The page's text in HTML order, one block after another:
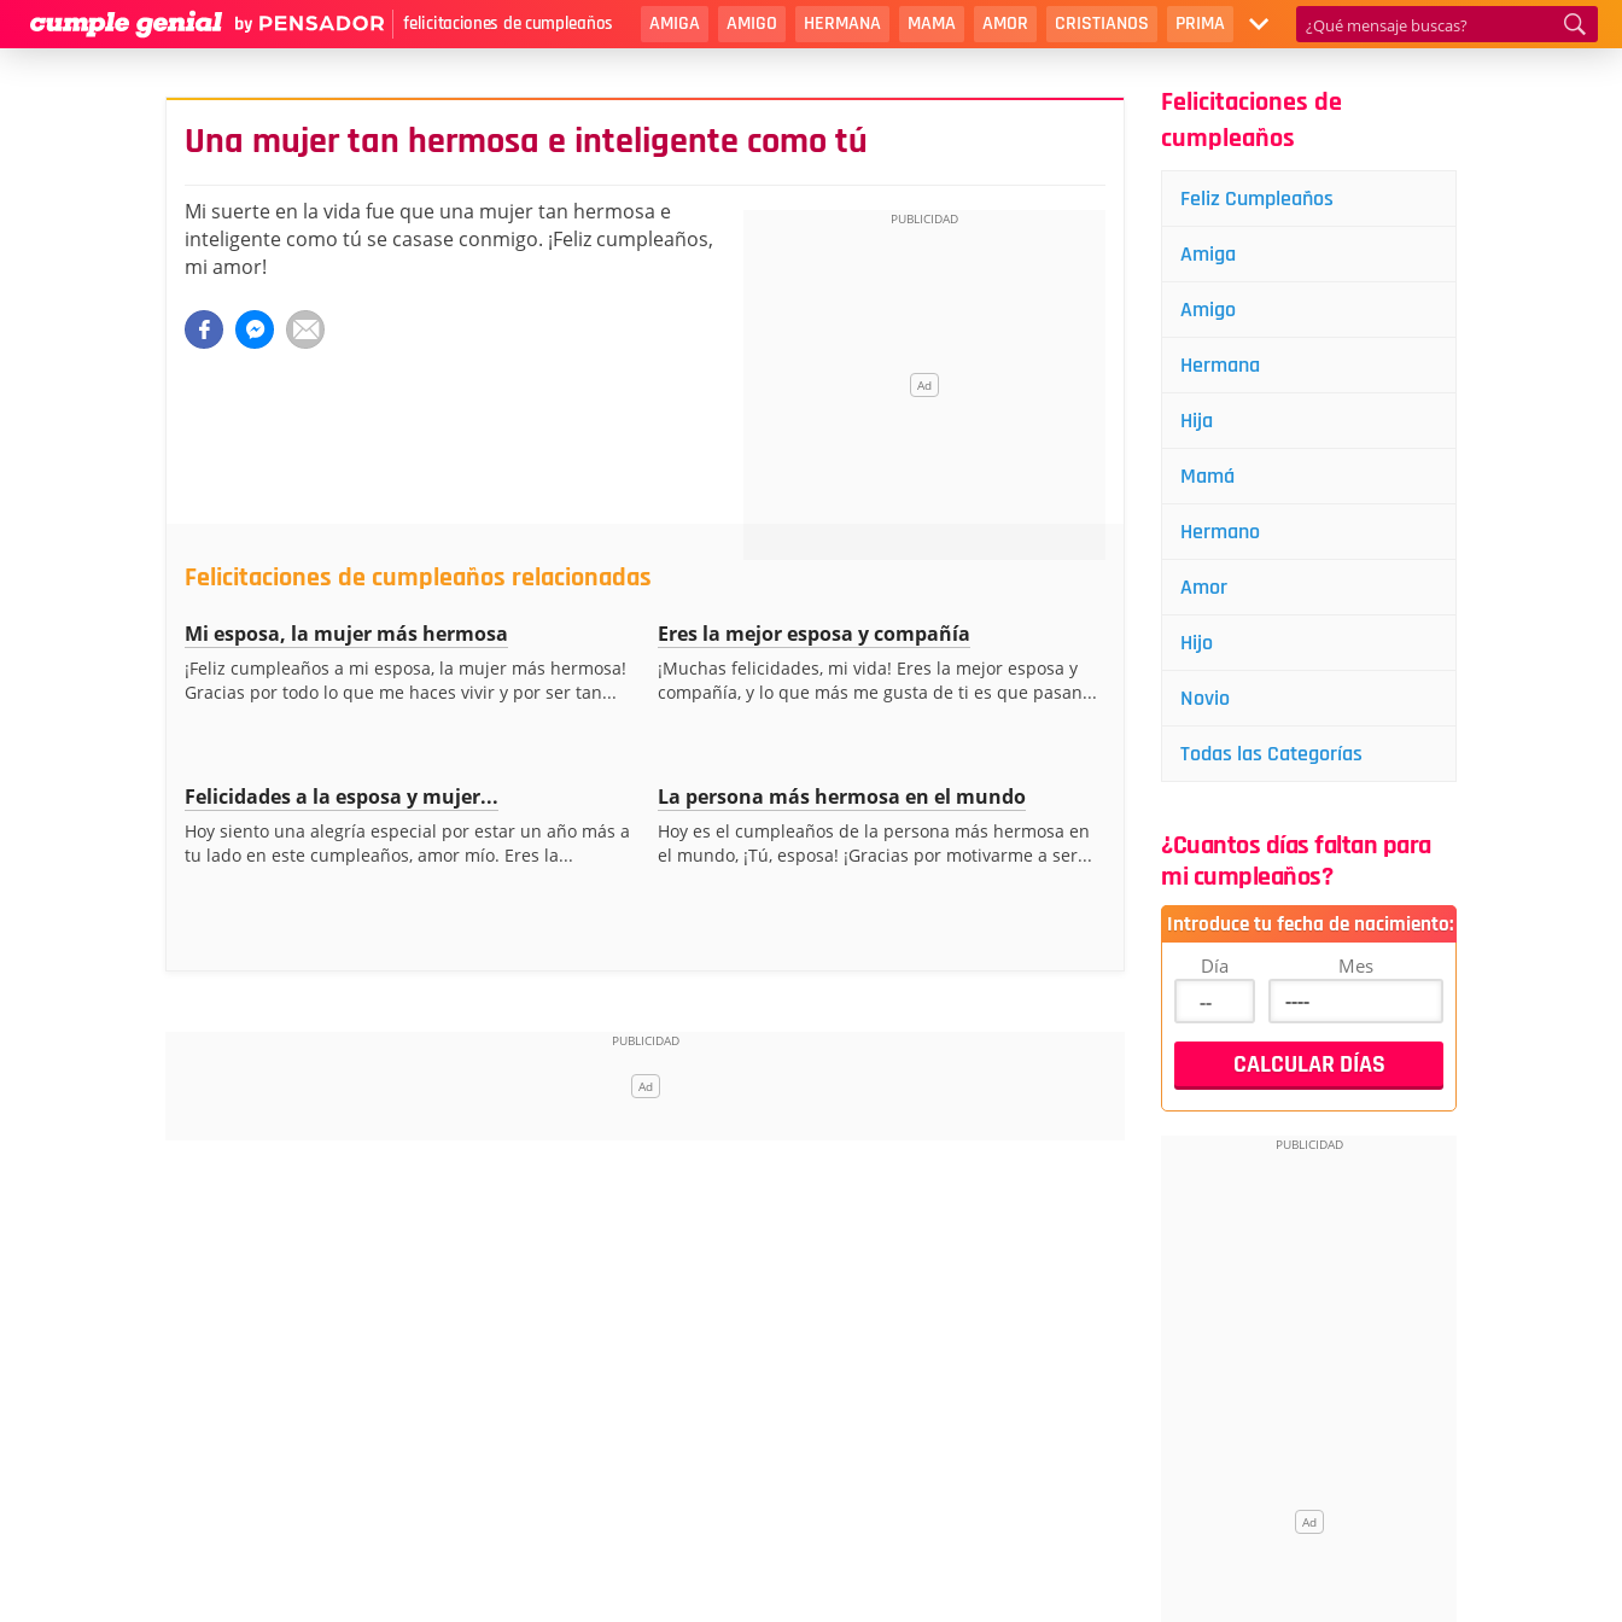
felicitaciones de cumpleaños AMIGA AMIGO HERMANA MAMA AMOR CRISTIANOS PRIMA
Una mujer tan hermosa e inteligente como tú
Mi suerte en la vida fue que una mujer tan hermosa e
inteligente como tú se casase conmigo. ¡Feliz cumpleaños,
mi amor!
Felicitaciones de cumpleaños relacionadas
Mi esposa, la mujer más hermosa
¡Feliz cumpleaños a mi esposa, la mujer más hermosa!
Gracias por todo lo que me haces vivir y por ser tan...
Eres la mejor esposa y compañía
¡Muchas felicidades, mi vida! Eres la mejor esposa y
compañía, y lo que más me gusta de ti es que pasan...
Felicidades a la esposa y mujer...
Hoy siento una alegría especial por estar un año más a
tu lado en este cumpleaños, amor mío. Eres la...
La persona más hermosa en el mundo
Hoy es el cumpleaños de la persona más hermosa en
el mundo, ¡Tú, esposa! ¡Gracias por motivarme a ser...
Felicitaciones de
cumpleaños
Feliz Cumpleaños
Amiga
Amigo
Hermana
Hija
Mamá
Hermano
Amor
Hijo
Novio
Todas las Categorías
¿Cuantos días faltan para
mi cumpleaños?
Introduce tu fecha de nacimiento:
Día Mes